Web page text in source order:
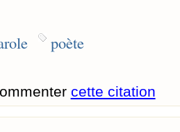
poète
cette citation